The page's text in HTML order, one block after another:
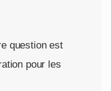
question est
pour les